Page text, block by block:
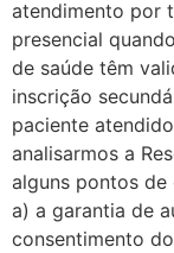
atendimento por
presencial
de saúde têm
inscrição
paciente
analisarmos a
alguns pontos de
a) a garantia de
consentimento